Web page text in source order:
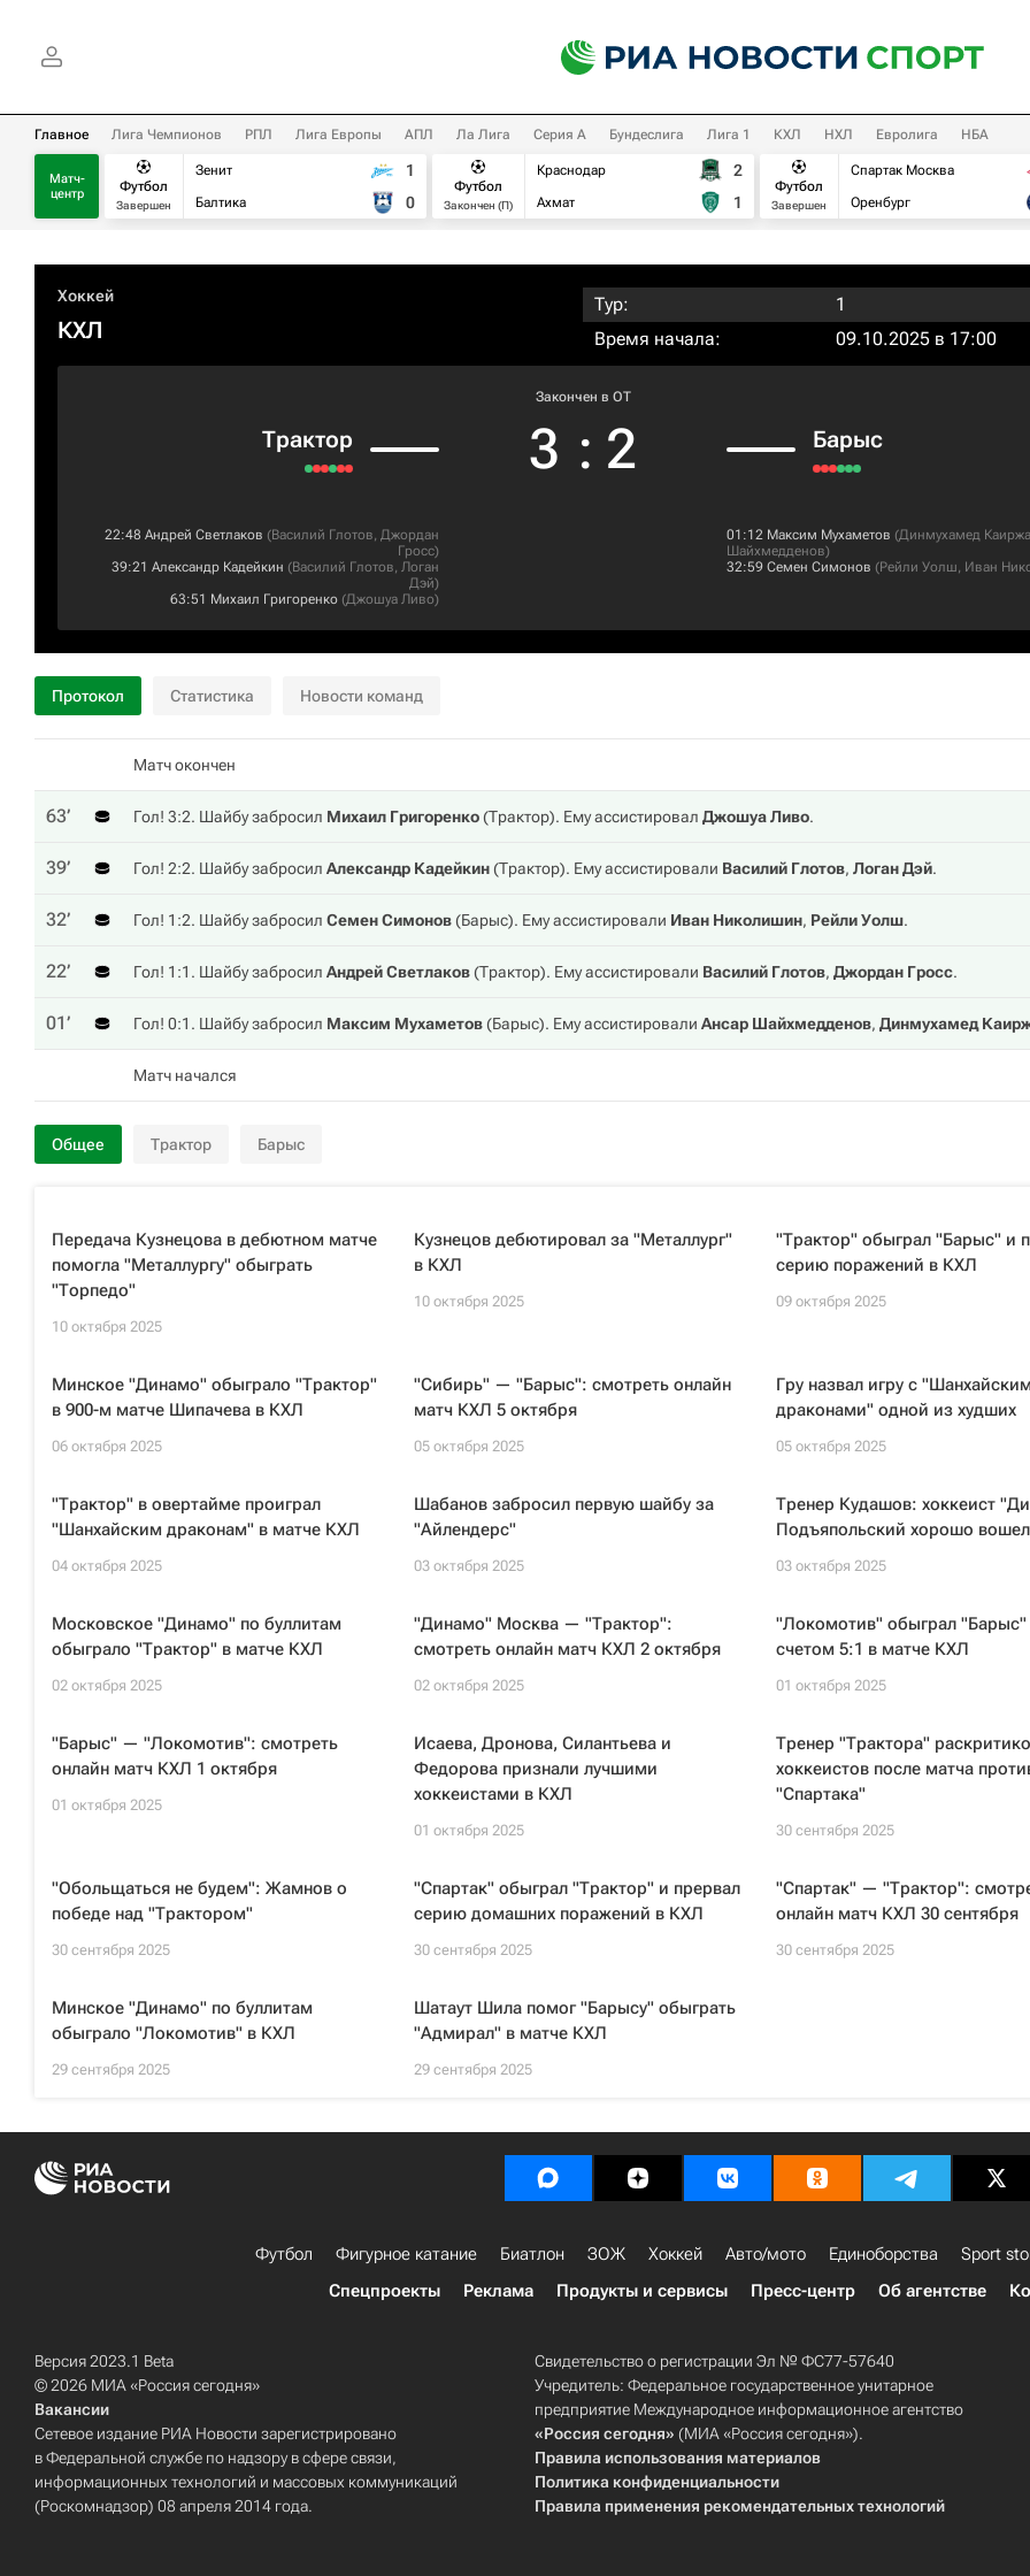
Главное Лига Чемпионов РПЛ Лига Европы АПЛ Ла Лига Серия А Бундеслига Лига 1 КХЛ НХЛ Евролига НБА
Матч-
центр
Футбол
Завершен
Зенит
Балтика
1
0
Футбол
Закончен (П)
Краснодар
Ахмат
2
1
Футбол
Завершен
Спартак Москва
Оренбург
Хоккей
КХЛ
Тур:
1
Время начала:
09.10.2025 в 17:00
Трактор
Закончен в OT
3 : 2 Барыс
22:48 Андрей Светлаков (Василий Глотов, Джордан
Гросс)
39:21 Александр Кадейкин (Василий Глотов, Логан
Дэй)
63:51 Михаил Григоренко (Джошуа Ливо)
01:12 Максим Мухаметов (Динмухамед
Шайхмедденов)
32:59 Семен Симонов (Рейли Уолш, Иван
Протокол Статистика Новости команд
Матч окончен
63‎’‎ Гол! 3:2. Шайбу забросил Михаил Григоренко(Трактор). Ему ассистировал Джошуа Ливо.
39‎’‎ Гол! 2:2. Шайбу забросил Александр Кадейкин(Трактор). Ему ассистировали Василий Глотов, Логан Дэй.
32‎’‎ Гол! 1:2. Шайбу забросил Семен Симонов(Барыс). Ему ассистировали Иван Николишин, Рейли Уолш.
22‎’‎ Гол! 1:1. Шайбу забросил Андрей Светлаков(Трактор). Ему ассистировали Василий Глотов, Джордан Гросс.
01‎’‎ Гол! 0:1. Шайбу забросил Максим Мухаметов(Барыс). Ему ассистировали Ансар Шайхмедденов, Динмухамед
Матч начался
Общее Трактор Барыс
Передача Кузнецова в дебютном матче
помогла "Металлургу" обыграть
"Торпедо"
10 октября 2025
Кузнецов дебютировал за "Металлург"
в КХЛ
10 октября 2025
"Трактор" обыграл "Барыс" и
серию поражений в КХЛ
09 октября 2025
Минское "Динамо" обыграло "Трактор"
в 900-м матче Шипачева в КХЛ
06 октября 2025
"Сибирь" — "Барыс": смотреть онлайн
матч КХЛ 5 октября
05 октября 2025
Гру назвал игру с
драконами" одной из худших
05 октября 2025
"Трактор" в овертайме проиграл
"Шанхайским драконам" в матче КХЛ
04 октября 2025
Шабанов забросил первую шайбу за
"Айлендерс"
03 октября 2025
Тренер Кудашов: хоккеист
Подъяпольский хорошо
03 октября 2025
Московское "Динамо" по буллитам
обыграло "Трактор" в матче КХЛ
02 октября 2025
"Динамо" Москва — "Трактор":
смотреть онлайн матч КХЛ 2 октября
02 октября 2025
"Локомотив" обыграл "Барыс"
счетом 5:1 в матче КХЛ
01 октября 2025
"Барыс" — "Локомотив": смотреть
онлайн матч КХЛ 1 октября
01 октября 2025
Исаева, Дронова, Силантьева и
Федорова признали лучшими
хоккеистами в КХЛ
01 октября 2025
Тренер "Трактора"
хоккеистов после матча
"Спартака"
30 сентября 2025
"Обольщаться не будем": Жамнов о
победе над "Трактором"
30 сентября 2025
"Спартак" обыграл "Трактор" и прервал
серию домашних поражений в КХЛ
30 сентября 2025
"Спартак" — "Трактор":
онлайн матч КХЛ 30 сентября
30 сентября 2025
Минское "Динамо" по буллитам
обыграло "Локомотив" в КХЛ
29 сентября 2025
Шатаут Шила помог "Барысу" обыграть
"Адмирал" в матче КХЛ
29 сентября 2025
Футбол Фигурное катание Биатлон ЗОЖ Хоккей Авто/мото Единоборства Sport
Спецпроекты
Реклама Продукты и сервисы Пресс-центр Об агентстве
Версия 2023.1 Beta
© 2026 МИА «Россия сегодня»
Вакансии
Сетевое издание РИА Новости зарегистрировано
в Федеральной службе по надзору в сфере связи,
информационных технологий и массовых коммуникаций
(Роскомнадзор) 08 апреля 2014 года.
Свидетельство о регистрации Эл № ФС77-57640
Учредитель: Федеральное государственное унитарное
предприятие Международное информационное агентство
«Россия сегодня» (МИА «Россия сегодня»).
Правила использования материалов
Политика конфиденциальности
Правила применения рекомендательных технологий